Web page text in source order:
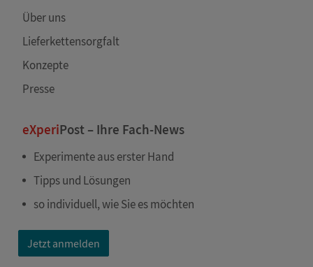
Über uns
Lieferkettensorgfalt
Konzepte
Presse
eXperiPost – Ihre Fach-News
Experimente aus erster Hand
Tipps und Lösungen
so individuell, wie Sie es möchten
Jetzt anmelden